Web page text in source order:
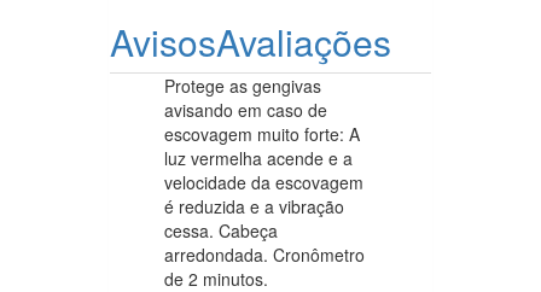
AvisosAvaliações
Protege as gengivas
avisando em caso de
escovagem muito forte: A
luz vermelha acende e a
velocidade da escovagem
é reduzida e a vibração
cessa. Cabeça
arredondada. Cronômetro
de 2 minutos.